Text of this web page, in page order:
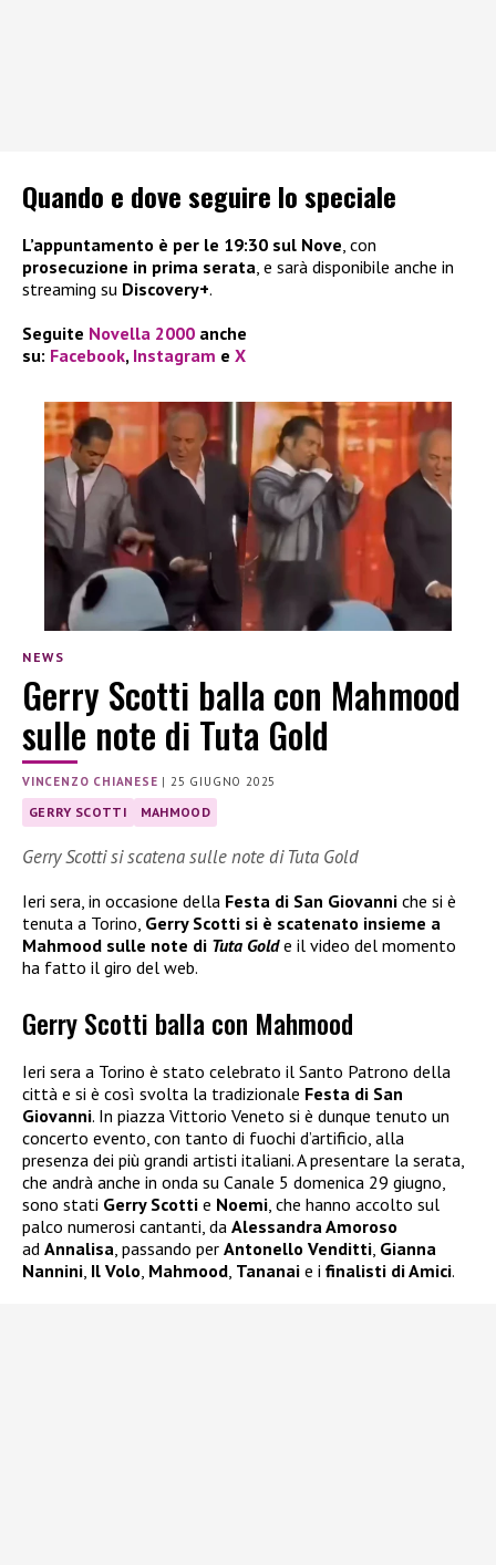
Quando e dove seguire lo speciale
L’appuntamento è per le 19:30 sul Nove , con
prosecuzione in prima serata , e sarà disponibile anche in
streaming su Discovery+.
Seguite Novella 2000 anche
su: Facebook, Instagram e X
NEWS
Gerry Scotti balla con Mahmood
sulle note di Tuta Gold
VINCENZO CHIANESE |25 GIUGNO 2025
GERRY SCOTTI MAHMOOD
Gerry Scotti si scatena sulle note di Tuta Gold
Ieri sera, in occasione della Festa di San Giovanni che si è
tenuta a Torino, Gerry Scotti si è scatenato insieme a
Mahmood sulle note di Tuta Golde il video del momento
ha fatto il giro del web.
Gerry Scotti balla con Mahmood
Ieri sera a Torino è stato celebrato il Santo Patrono della
città e si è così svolta la tradizionale Festa di San
Giovanni. In piazza Vittorio Veneto si è dunque tenuto un
concerto evento, con tanto di fuochi d’artificio, alla
presenza dei più grandi artisti italiani. A presentare la serata,
che andrà anche in onda su Canale 5 domenica 29 giugno,
sono stati Gerry Scotti e Noemi, che hanno accolto sul
palco numerosi cantanti, da Alessandra Amoroso
ad Annalisa, passando per Antonello Venditti, Gianna
Nannini, Il Volo, Mahmood, Tananai e i finalisti di Amici.